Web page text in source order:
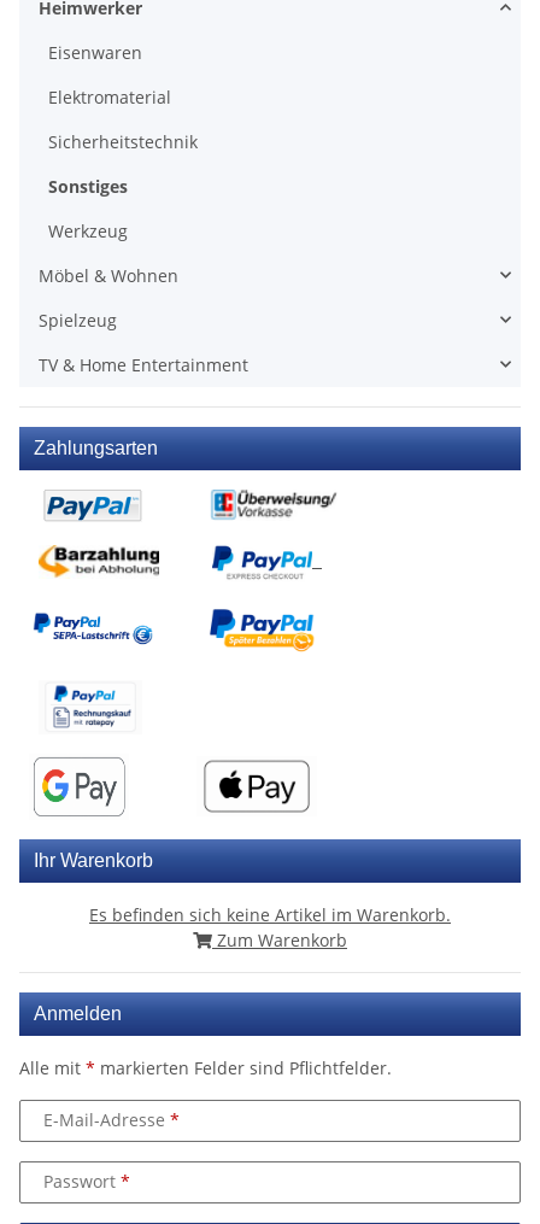
Heimwerker
Eisenwaren
Elektromaterial
Sicherheitstechnik
Sonstiges
Werkzeug
Möbel & Wohnen
Spielzeug
TV & Home Entertainment
Zahlungsarten
Ihr Warenkorb
Es befinden sich keine Artikel im Warenkorb.
Zum Warenkorb
Anmelden
Alle mit * markierten Felder sind Pflichtfelder.
E-Mail-Adresse
Passwort